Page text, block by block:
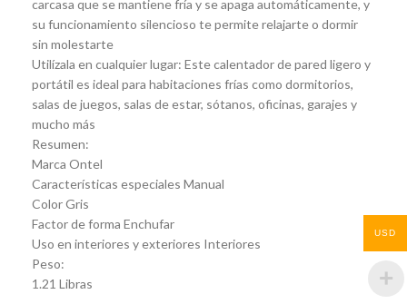
carcasa que se mantiene fría y se apaga automáticamente, y
su funcionamiento silencioso te permite relajarte o dormir
sin molestarte
Utilízala en cualquier lugar: Este calentador de pared ligero y
portátil es ideal para habitaciones frías como dormitorios,
salas de juegos, salas de estar, sótanos, oficinas, garajes y
mucho más
Resumen:
Marca Ontel
Características especiales Manual
Color Gris
Factor de forma Enchufar
Uso en interiores y exteriores Interiores
Peso:
1.21 Libras
USD